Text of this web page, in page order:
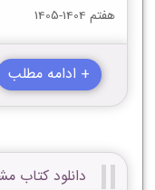
هفتم 1404-1405
+ ادامه مطلب
دانلود کتاب